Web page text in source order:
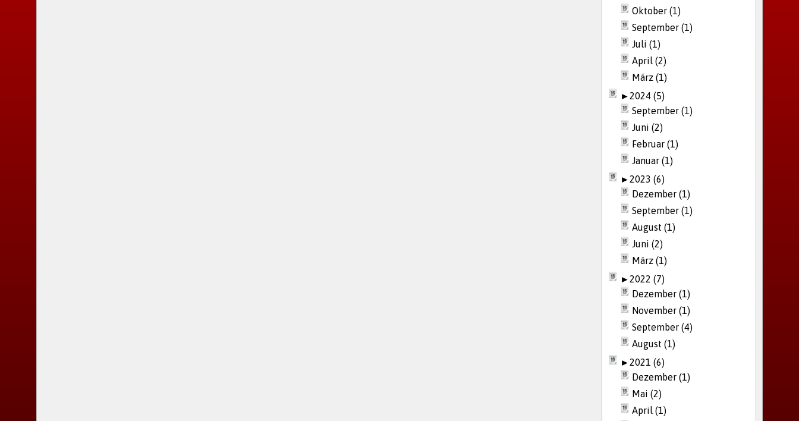
Oktober (1)
September (1)
Juli (1)
April (2)
März (1)
►2024 (5)
September (1)
Juni (2)
Februar (1)
Januar (1)
►2023 (6)
Dezember (1)
September (1)
August (1)
Juni (2)
März (1)
►2022 (7)
Dezember (1)
November (1)
September (4)
August (1)
►2021 (6)
Dezember (1)
Mai (2)
April (1)